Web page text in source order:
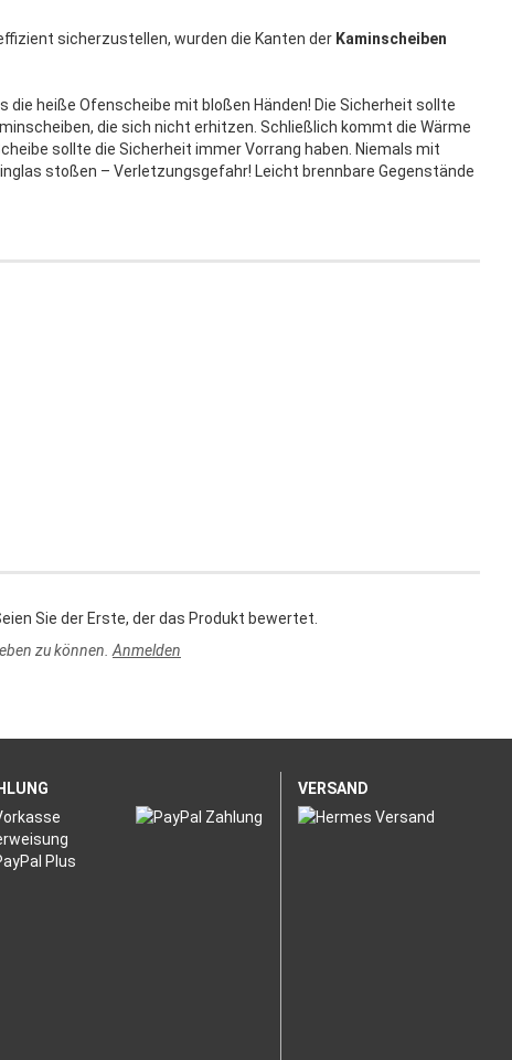
sicherzustellen, wurden die Kanten der Kaminscheiben
die heiße Ofenscheibe mit bloßen Händen! Die Sicherheit sollte
die sich nicht erhitzen. Schließlich kommt die Wärme
sollte die Sicherheit immer Vorrang haben. Niemals mit
stoßen – Verletzungsgefahr! Leicht brennbare Gegenstände
Sie der Erste, der das Produkt bewertet.
zu können. Anmelden
VERSAND